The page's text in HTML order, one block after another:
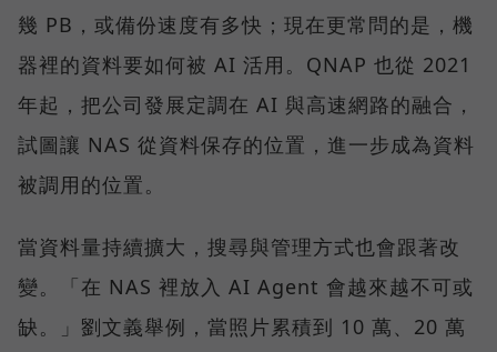
幾 PB，或備份速度有多快；現在更常問的是，機
器裡的資料要如何被 AI 活用。QNAP 也從 2021
年起，把公司發展定調在 AI 與高速網路的融合，
試圖讓 NAS 從資料保存的位置，進一步成為資料
被調用的位置。
當資料量持續擴大，搜尋與管理方式也會跟著改
變。「在 NAS 裡放入 AI Agent 會越來越不可或
缺。」劉文義舉例，當照片累積到 10 萬、20 萬